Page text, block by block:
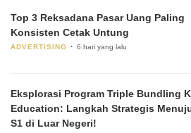
Top 3 Reksadana Pasar Uang Paling
Konsisten Cetak Untung
ADVERTISING 6 hari yang lalu
Eksplorasi Program Triple Bundling
Education: Langkah Strategis
S1 di Luar Negeri!